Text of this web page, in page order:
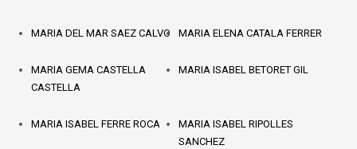
MARIA DEL MAR SAEZ CALVO MARIA ELENA CATALA FERRER
MARIA GEMA CASTELLA
CASTELLA
MARIA ISABEL BETORET GIL
MARIA ISABEL FERRE ROCA
MARIA ISABEL RIPOLLES
SANCHEZ